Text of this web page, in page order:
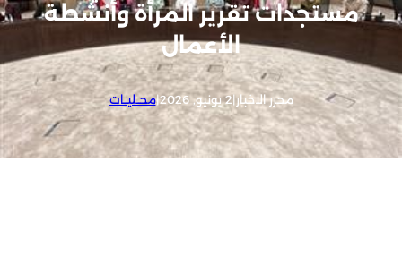
مستجدات تقرير المرأة وأنشطة
الأعمال
محرر الاخبار 2 يونيو, 2026 |محــليــات